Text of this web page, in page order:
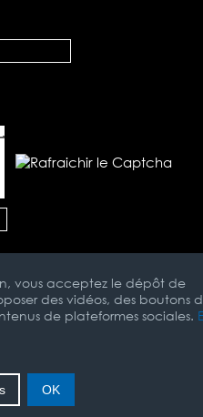
vous acceptez le dépôt de
des vidéos, des boutons
de plateformes sociales.
OK